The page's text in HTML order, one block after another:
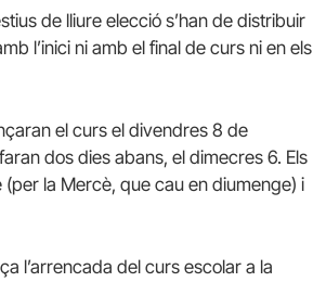
de lliure elecció s’han de distribuir
l’inici ni amb el final de curs ni en els
el curs el divendres 8 de
dos dies abans, el dimecres 6. Els
la Mercè, que cau en diumenge) i
l’arrencada del curs escolar a la